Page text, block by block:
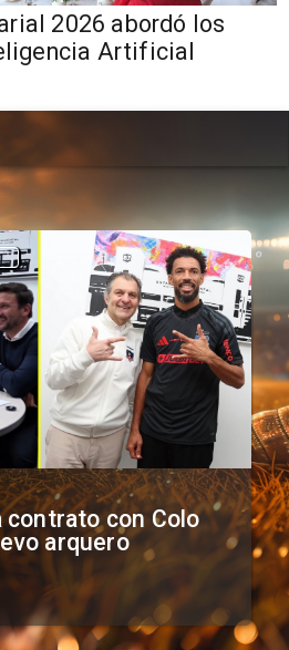
2026 abordó los
Artificial
por penales ante
Copa